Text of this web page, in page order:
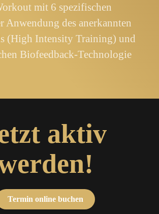
mit 6 spezifischen
Anwendung des anerkannten
(High Intensity Training) und
Biofeedback-Technologie
aktiv
Termin online buchen